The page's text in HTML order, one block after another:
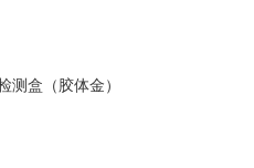
测盒（胶体金）